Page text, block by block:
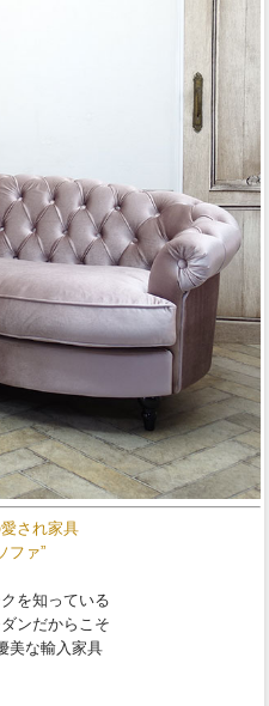
され家具
ファ”
を知っている
ンだからこそ
美な輸入家具